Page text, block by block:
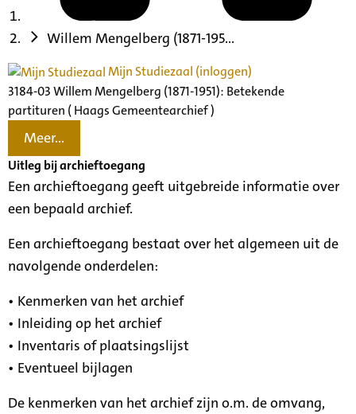
Willem Mengelberg (1871-195...
Mijn Studiezaal (inloggen)
3184-03 Willem Mengelberg (1871-1951): Betekende
partituren ( Haags Gemeentearchief )
Meer...
Uitleg bij archieftoegang
Een archieftoegang geeft uitgebreide informatie over
een bepaald archief.
Een archieftoegang bestaat over het algemeen uit de
navolgende onderdelen:
• Kenmerken van het archief
• Inleiding op het archief
• Inventaris of plaatsingslijst
• Eventueel bijlagen
De kenmerken van het archief zijn o.m. de omvang,